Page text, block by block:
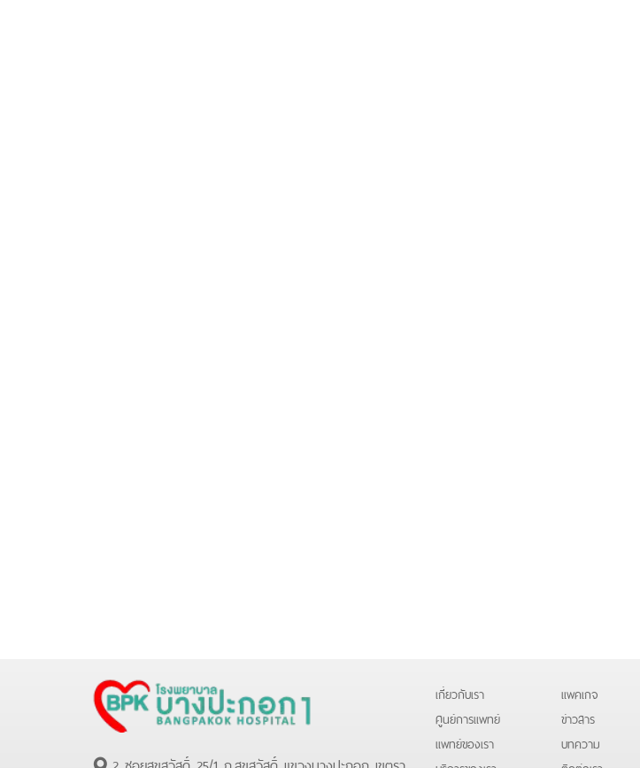
เกี่ยวกับเรา
ศูนย์การแพทย์
แพทย์ของเรา
แพคเกจ
ข่าวสาร
บทความ